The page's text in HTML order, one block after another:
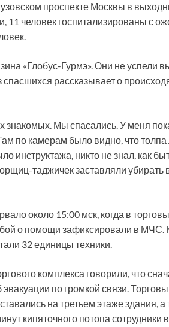
проспекте Москвы в
11 человек госпитализированы с
«Глобус-Гурмэ». Они не успели
рассказывает о
знакомых. Мы спасались. У меня
по камерам было видно, что
инструктажа, никто не знал, как
таджичек заставляли
около 15:00 мск, когда в
о помощи зафиксировали в МЧС.
32 единицы техники.
комплекса говорили, что
по громкой связи.
на третьем этаже здания, а
кипяточного потопа сотрудники